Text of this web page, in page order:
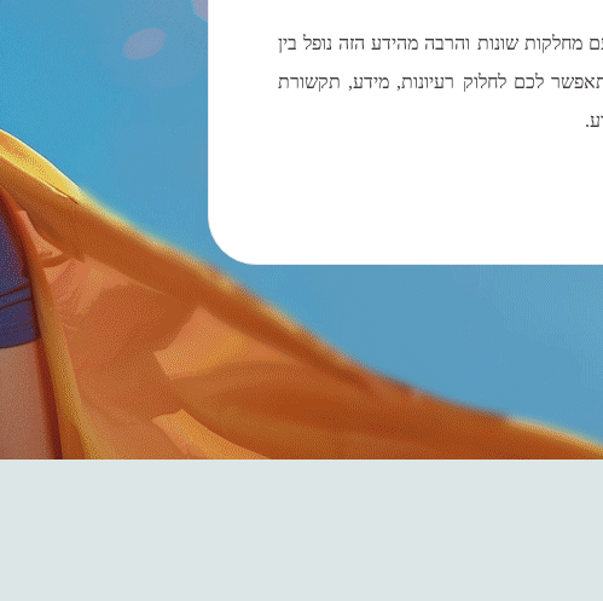
מחלקות שונות והרבה מהידע הזה נופל בין
לכם לחלוק רעיונות, מידע, תקשורת